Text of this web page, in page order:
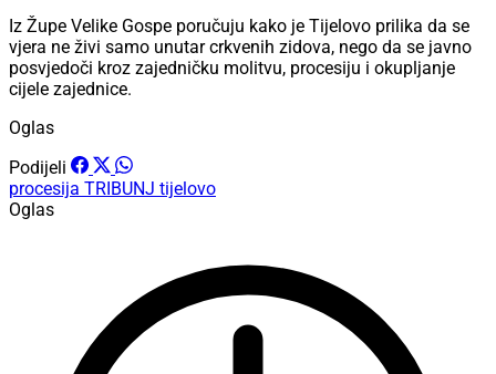
Iz Župe Velike Gospe poručuju kako je Tijelovo prilika da se
vjera ne živi samo unutar crkvenih zidova, nego da se javno
posvjedoči kroz zajedničku molitvu, procesiju i okupljanje
cijele zajednice.
Oglas
Podijeli
procesija TRIBUNJ tijelovo
Oglas